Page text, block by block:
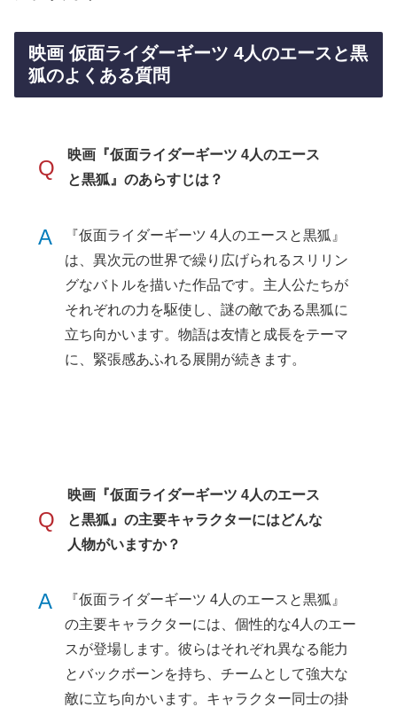
映画 仮面ライダーギーツ 4人のエースと黒
狐のよくある質問
Q
映画『仮面ライダーギーツ 4人のエース
と黒狐』のあらすじは？
A
『仮面ライダーギーツ 4人のエースと黒狐』
は、異次元の世界で繰り広げられるスリリン
グなバトルを描いた作品です。主人公たちが
それぞれの力を駆使し、謎の敵である黒狐に
立ち向かいます。物語は友情と成長をテーマ
に、緊張感あふれる展開が続きます。
Q
映画『仮面ライダーギーツ 4人のエース
と黒狐』の主要キャラクターにはどんな
人物がいますか？
A
『仮面ライダーギーツ 4人のエースと黒狐』
の主要キャラクターには、個性的な4人のエー
スが登場します。彼らはそれぞれ異なる能力
とバックボーンを持ち、チームとして強大な
敵に立ち向かいます。キャラクター同士の掛